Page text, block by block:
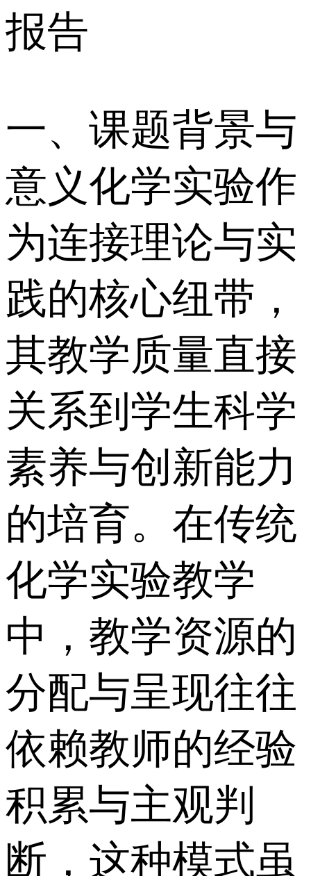
报告
一、课题背景与
意义 化学实验作
为连接理论与实
践的核心纽带，
其教学质量直接
关系到学生科学
素养与创新能力
的培育。在传统
化学实验教学
中，教学资源的
分配与呈现往往
依赖教师的经验
积累与主观判
断，这种模式虽